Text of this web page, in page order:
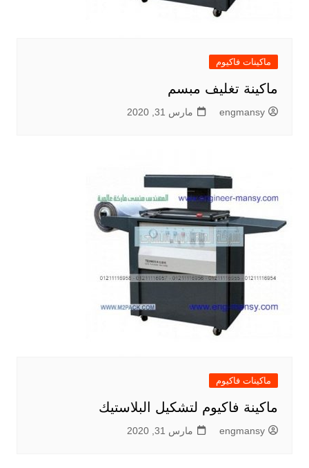
ماكينات فاكيوم
ماكينة تغليف مبسم
engmansy مارس 31, 2020
ماكينات فاكيوم
ماكينة فاكيوم لتشكيل البلاستيك
engmansy مارس 31, 2020